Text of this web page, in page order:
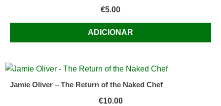
€5.00
ADICIONAR
Jamie Oliver – The Return of the Naked Chef
€10.00